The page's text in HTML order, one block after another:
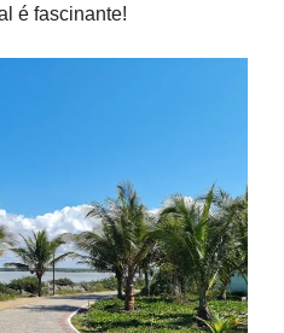
é fascinante!